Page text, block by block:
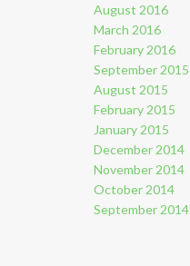
August 2016
March 2016
February 2016
September 2015
August 2015
February 2015
January 2015
December 2014
November 2014
October 2014
September 2014